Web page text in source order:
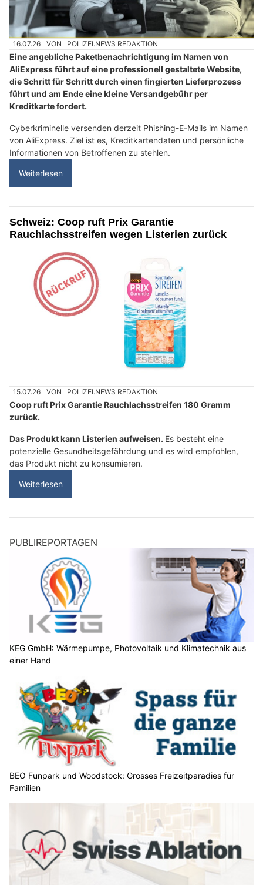
16.07.26 VON POLIZEI.NEWS REDAKTION
Eine angebliche Paketbenachrichtigung im Namen von
AliExpress führt auf eine professionell gestaltete Website,
die Schritt für Schritt durch einen fingierten Lieferprozess
führt und am Ende eine kleine Versandgebühr per
Kreditkarte fordert.
Cyberkriminelle versenden derzeit Phishing-E-Mails im Namen
von AliExpress. Ziel ist es, Kreditkartendaten und persönliche
Informationen von Betroffenen zu stehlen.
Weiterlesen
Schweiz: Coop ruft Prix Garantie
Rauchlachsstreifen wegen Listerien zurück
15.07.26 VON POLIZEI.NEWS REDAKTION
Coop ruft Prix Garantie Rauchlachsstreifen 180 Gramm
zurück.
Das Produkt kann Listerien aufweisen. Es besteht eine
potenzielle Gesundheitsgefährdung und es wird empfohlen,
das Produkt nicht zu konsumieren.
Weiterlesen
PUBLIREPORTAGEN
KEG GmbH: Wärmepumpe, Photovoltaik und Klimatechnik aus
einer Hand
BEO Funpark und Woodstock: Grosses Freizeitparadies für
Familien